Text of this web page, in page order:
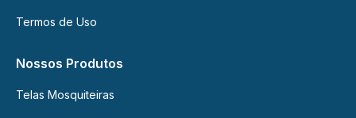
Termos de Uso
Nossos Produtos
Telas Mosquiteiras